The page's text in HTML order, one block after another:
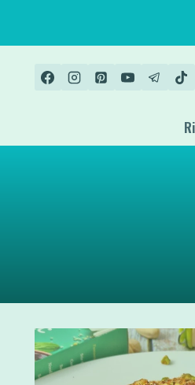
contenuto